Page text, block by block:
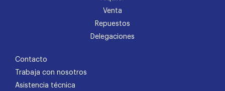
Venta
Repuestos
Delegaciones
Contacto
Trabaja con nosotros
Asistencia técnica